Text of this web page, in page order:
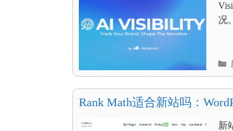
况
Rank Math适合新站吗：
新